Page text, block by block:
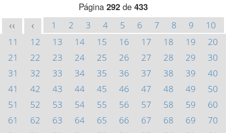
Página 292de 433
<< < 1 2 3 4 5 6 7 8 9
10
11
12 13 14 15 16 17 18 19
20
21
22 23 24 25 26 27 28 29
30
31
32 33 34 35 36 37 38 39
40
41
42 43 44 45 46 47 48 49
50
51
52 53 54 55 56 57 58 59
60
61
62 63 64 65 66 67 68 69
70